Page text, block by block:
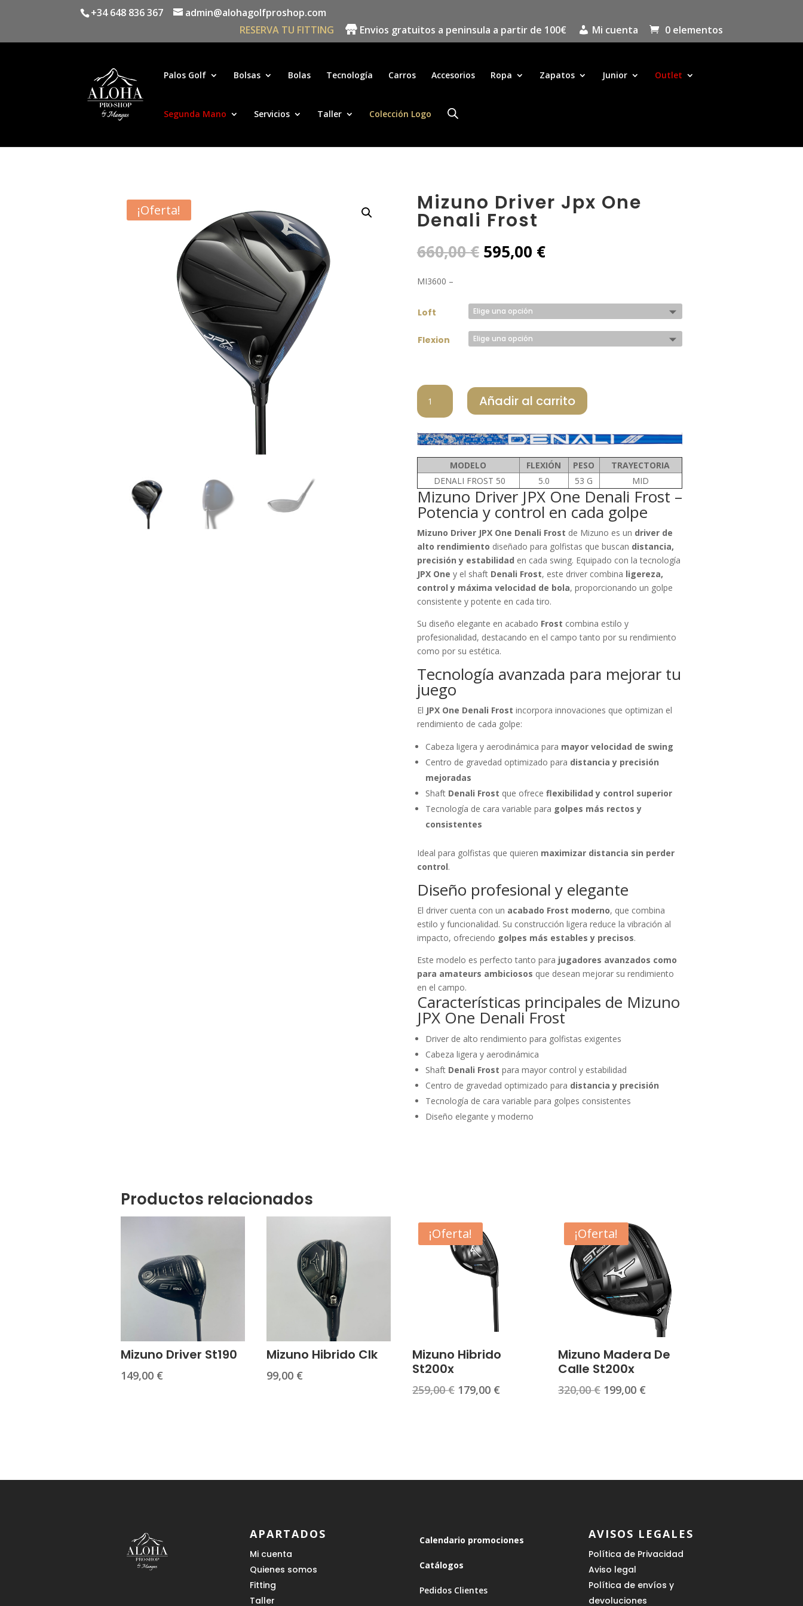
+34 648 836 367
admin@alohagolfproshop.com
RESERVA TU FITTING
Envios gratuitos a peninsula a partir de 100€ Mi cuenta 0 elementos
Palos Golf Bolsas Bolas Tecnología Carros Accesorios Ropa Zapatos Junior Outlet
Segunda Mano Servicios Taller Colección Logo
¡Oferta! Mizuno Driver Jpx One
Denali Frost
660,00€ El
precio
660,00 €.
595,00 €El
precio
595,00 €.
MI3600 –
Loft
Flexion
MIZUNO
DRIVER
JPX
ONE
DENALI
FROST
cantidad
Añadir al carrito
MODELO FLEXIÓN PESO
TRAYECTORIA
DENALI FROST 50
5.0 53 G MID
Mizuno Driver JPX One Denali Frost –
Potencia y control en cada golpe
Mizuno Driver JPX One Denali Frost de Mizuno es un driver de
alto rendimiento diseñado para golfistas que buscan distancia,
precisión y estabilidad en cada swing. Equipado con la tecnología
JPX One y el shaft Denali Frost, este driver combina ligereza,
control y máxima velocidad de bola, proporcionando un golpe
consistente y potente en cada tiro.
Su diseño elegante en acabado Frost combina estilo y
profesionalidad, destacando en el campo tanto por su rendimiento
como por su estética.
Tecnología avanzada para mejorar tu
juego
El JPX One Denali Frost incorpora innovaciones que optimizan el
rendimiento de cada golpe:
Cabeza ligera y aerodinámica para mayor velocidad de swing
Centro de gravedad optimizado para distancia y precisión
mejoradas
Shaft Denali Frost que ofrece flexibilidad y control superior
Tecnología de cara variable para golpes más rectos y
consistentes
Ideal para golfistas que quieren maximizar distancia sin perder
control.
Diseño profesional y elegante
El driver cuenta con un acabado Frost moderno, que combina
estilo y funcionalidad. Su construcción ligera reduce la vibración al
impacto, ofreciendo golpes más estables y precisos.
Este modelo es perfecto tanto para jugadores avanzados como
para amateurs ambiciosos que desean mejorar su rendimiento
en el campo.
Características principales de Mizuno
JPX One Denali Frost
Driver de alto rendimiento para golfistas exigentes
Cabeza ligera y aerodinámica
Shaft Denali Frost para mayor control y estabilidad
Centro de gravedad optimizado para distancia y precisión
Tecnología de cara variable para golpes consistentes
Diseño elegante y moderno
Productos relacionados
Mizuno Driver St190
149,00 €
Mizuno Hibrido Clk
99,00 €
¡Oferta!
Mizuno Hibrido
St200x
259,00€ El
179,00 €El
¡Oferta!
Mizuno Madera De
Calle St200x
320,00€ El
199,00 €El
APARTADOS
Mi cuenta
Quienes somos
Fitting
Taller
Calendario promociones
Catálogos
Pedidos Clientes
AVISOS LEGALES
Política de Privacidad
Aviso legal
Política de envíos y
devoluciones